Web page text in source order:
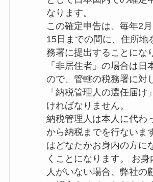
なります。
この確定申告は、毎年2
15日までの間に、住所地
務署に提出することにな
「非居住者」の場合は日
ので、管轄の税務署に対
「納税管理人の選任届け
ければなりません。
納税管理人は本人に代わ
から納税までを行ないま
はどなたかお身内の方に
くことになります。 お
人がいない場合、弊社の